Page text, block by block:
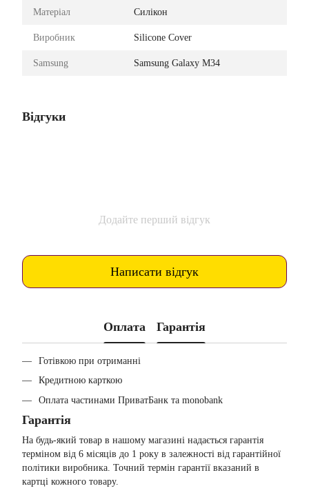
Матеріал Силікон
Виробник Silicone Cover
Samsung Samsung Galaxy M34
Відгуки
Додайте перший відгук
Написати відгук
Оплата Гарантія
Готівкою при отриманні
Кредитною карткою
Оплата частинами ПриватБанк та monobank
Гарантія
На будь-який товар в нашому магазині надається гарантія
терміном від 6 місяців до 1 року в залежності від гарантійної
політики виробника. Точний термін гарантії вказаний в
картці кожного товару.